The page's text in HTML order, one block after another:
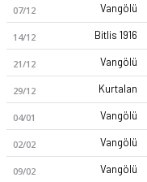
07/12 Vangölü
14/12 Bitlis 1916
21/12 Vangölü
29/12 Kurtalan
04/01 Vangölü
02/02 Vangölü
09/02 Vangölü